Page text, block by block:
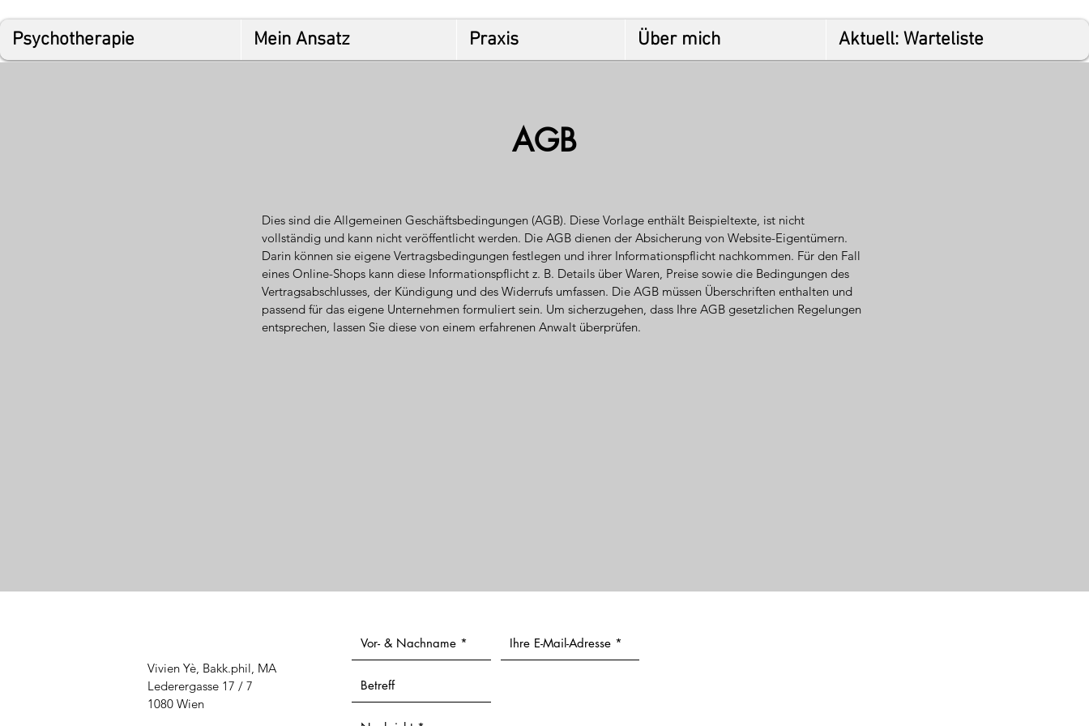
Psychotherapie Mein Ansatz Praxis Über mich Aktuell: Warteliste
AGB
Dies sind die Allgemeinen Geschäftsbedingungen (AGB). Diese Vorlage enthält Beispieltexte, ist nicht
vollständig und kann nicht veröffentlicht werden. Die AGB dienen der Absicherung von Website-Eigentümern.
Darin können sie eigene Vertragsbedingungen festlegen und ihrer Informationspflicht nachkommen. Für den Fall
eines Online-Shops kann diese Informationspflicht z. B. Details über Waren, Preise sowie die Bedingungen des
Vertragsabschlusses, der Kündigung und des Widerrufs umfassen. Die AGB müssen Überschriften enthalten und
passend für das eigene Unternehmen formuliert sein. Um sicherzugehen, dass Ihre AGB gesetzlichen Regelungen
entsprechen, lassen Sie diese von einem erfahrenen Anwalt überprüfen.
Vivien Yè, Bakk.phil, MA
Lederergasse 17 / 7
1080 Wien